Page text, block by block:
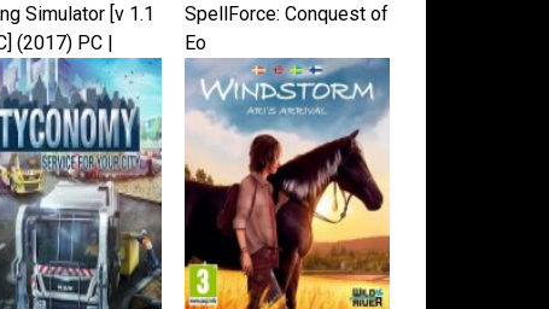
Simulator [v 1.1
(2017) PC |
от qoob
SpellForce: Conquest of
Eo